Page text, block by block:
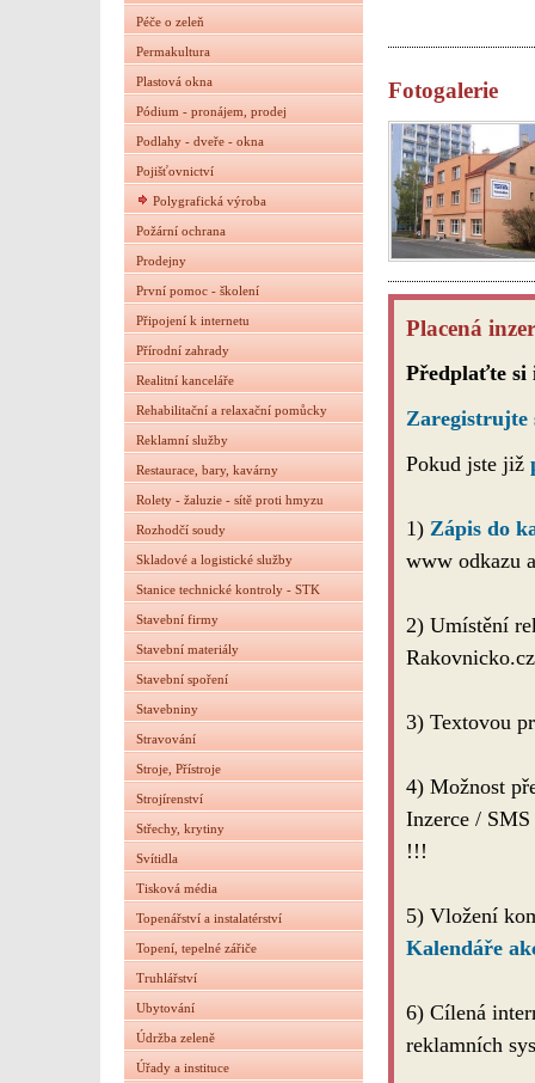
Péče o zeleň
Permakultura
Plastová okna
Pódium - pronájem, prodej
Podlahy - dveře - okna
Pojišťovnictví
Polygrafická výroba
Požární ochrana
Prodejny
První pomoc - školení
Připojení k internetu
Přírodní zahrady
Realitní kanceláře
Rehabilitační a relaxační pomůcky
Reklamní služby
Restaurace, bary, kavárny
Rolety - žaluzie - sítě proti hmyzu
Rozhodčí soudy
Skladové a logistické služby
Stanice technické kontroly - STK
Stavební firmy
Stavební materiály
Stavební spoření
Stavebniny
Stravování
Stroje, Přístroje
Strojírenství
Střechy, krytiny
Svítidla
Tisková média
Topenářství a instalatérství
Topení, tepelné zářiče
Truhlářství
Ubytování
Údržba zeleně
Úřady a instituce
Fotogalerie
Placená
Předplaťte si
Zaregistrujte
Pokud jste již
1) Zápis do
www odkazu
2) Umístění
Rakovnicko.cz
3) Textovou
4) Možnost
Inzerce /
!!!
5) Vložení
Kalendáře
6) Cílená
reklamních